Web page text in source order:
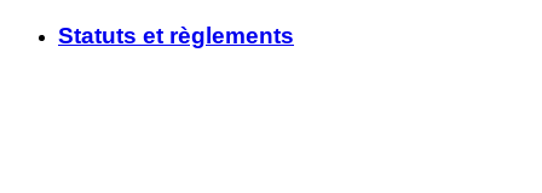
Statuts et règlements